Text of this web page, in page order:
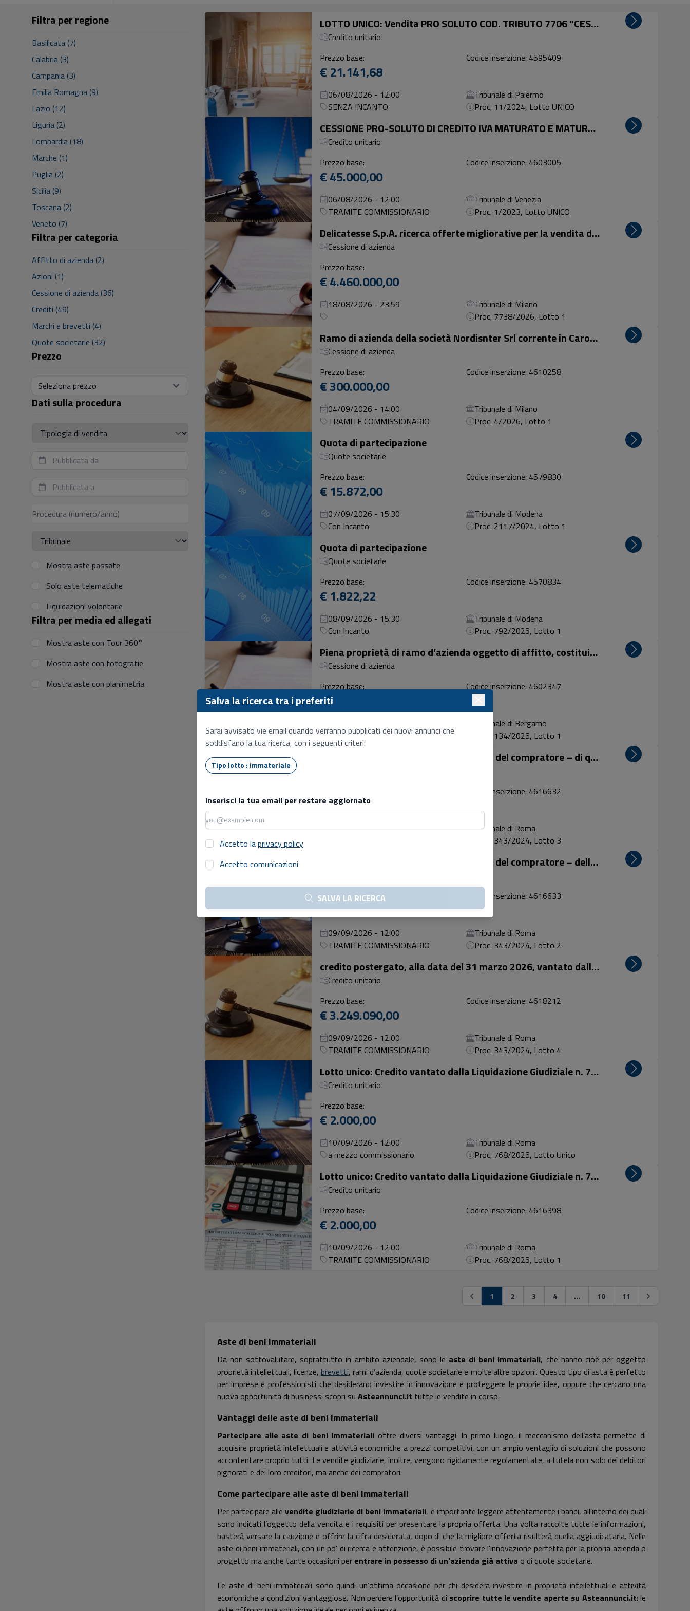
Filtra per regione
Basilicata (7)
Calabria (3)
Campania (3)
Emilia Romagna (9)
Lazio (12)
Liguria (2)
Lombardia (18)
Marche (1)
Puglia (2)
Sicilia (9)
Toscana (2)
Veneto (7)
Filtra per categoria
Affitto di azienda (2)
Azioni (1)
Cessione di azienda (36)
Crediti (49)
Marchi e brevetti (4)
Quote societarie (32)
Prezzo
Seleziona prezzo
Dati sulla procedura
Tipologia di vendita
Mostra aste passate
Solo aste telematiche
Liquidazioni volontarie
Filtra per media ed allegati
Mostra aste con Tour 360°
Mostra aste con fotografie
Mostra aste con planimetria
LOTTO UNICO: Vendita PRO SOLUTO COD. TRIBUTO 7706 “CESSIONE CREDITO – RECUPERO PATRIMONIO EDILIZIO a...
Credito unitario
Prezzo base:
€ 21.141,68
Codice inserzione: 4595409
06/08/2026 - 12:00
Tribunale di Palermo
SENZA INCANTO
Proc. 11/2024, Lotto UNICO
CESSIONE PRO-SOLUTO DI CREDITO IVA MATURATO E MATURANDO AMMONTANTE A EURO 111.000,00 Vendita competi...
Credito unitario
Prezzo base:
€ 45.000,00
Codice inserzione: 4603005
06/08/2026 - 12:00
Tribunale di Venezia
TRAMITE COMMISSIONARIO
Proc. 1/2023, Lotto UNICO
Delicatesse S.p.A. ricerca offerte migliorative per la vendita dell’intero compendio aziendale desti...
Cessione di azienda
Prezzo base:
€ 4.460.000,00
18/08/2026 - 23:59
Tribunale di Milano
Proc. 7738/2026, Lotto 1
Ramo di azienda della società Nordisnter Srl corrente in Caronno Pertusella (VA), operante nel setto...
Cessione di azienda
Prezzo base:
€ 300.000,00
Codice inserzione: 4610258
04/09/2026 - 14:00
Tribunale di Milano
TRAMITE COMMISSIONARIO
Proc. 4/2026, Lotto 1
Quota di partecipazione
Quote societarie
Prezzo base:
€ 15.872,00
Codice inserzione: 4579830
07/09/2026 - 15:30
Tribunale di Modena
Con Incanto
Proc. 2117/2024, Lotto 1
Quota di partecipazione
Quote societarie
Prezzo base:
€ 1.822,22
Codice inserzione: 4570834
08/09/2026 - 15:30
Tribunale di Modena
Con Incanto
Proc. 792/2025, Lotto 1
Piena proprietà di ramo d’azienda oggetto di affitto, costituito da: a) Macchinari ed attrezzature;...
Cessione di azienda
Prezzo base:
€ 610.000,00
Codice inserzione: 4602347
Tribunale di Bergamo
SENZA INCANTO
Proc. 134/2025, Lotto 1
LOTTO 3: cessione – a rischio e pericolo del compratore – di quota rappresentativa del 75% del capit...
€ 36.672,30
Codice inserzione: 4616632
09/09/2026 - 12:00
Tribunale di Roma
Proc. 343/2024, Lotto 3
LOTTO 2: cessione – a rischio e pericolo del compratore – delle quote del 50% del capitale sociale d...
Prezzo base:
€ 720.000,00
Codice inserzione: 4616633
09/09/2026 - 12:00
Tribunale di Roma
TRAMITE COMMISSIONARIO
Proc. 343/2024, Lotto 2
credito postergato, alla data del 31 marzo 2026, vantato dalla SILVANO TOTI HOLDING S.P.A. in concor...
Credito unitario
Prezzo base:
€ 3.249.090,00
Codice inserzione: 4618212
09/09/2026 - 12:00
Tribunale di Roma
TRAMITE COMMISSIONARIO
Proc. 343/2024, Lotto 4
Lotto unico: Credito vantato dalla Liquidazione Giudiziale n. 768/2025 – Montezemolo Real Estate S.r...
Credito unitario
Prezzo base:
€ 2.000,00
10/09/2026 - 12:00
Tribunale di Roma
a mezzo commissionario
Proc. 768/2025, Lotto Unico
Lotto unico: Credito vantato dalla Liquidazione Giudiziale n. 768/2025 – Montezemolo Real Estate S.r...
Credito unitario
Prezzo base:
€ 2.000,00
Codice inserzione: 4616398
10/09/2026 - 12:00
Tribunale di Roma
TRAMITE COMMISSIONARIO
Proc. 768/2025, Lotto 1
1 2 3 4 ... 10 11
Aste di beni immateriali
Da non sottovalutare, soprattutto in ambito aziendale, sono le aste di beni immateriali, che hanno cioè per oggetto
proprietà intellettuali, licenze,brevetti, rami d’azienda, quote societarie e molte altre opzioni. Questo tipo di asta è perfetto
per imprese e professionisti che desiderano investire in innovazione e proteggere le proprie idee, oppure che cercano una
nuova opportunità di business: scopri su Asteannunci.it tutte le vendite in corso.
Vantaggi delle aste di beni immateriali
Partecipare alle aste di beni immateriali offre diversi vantaggi. In primo luogo, il meccanismo dell’asta permette di
acquisire proprietà intellettuali e attività economiche a prezzi competitivi, con un ampio ventaglio di soluzioni che possono
accontentare proprio tutti. Le vendite giudiziarie, inoltre, vengono rigidamente regolamentate, a tutela non solo dei debitori
pignorati e dei loro creditori, ma anche dei compratori.
Come partecipare alle aste di beni immateriali
Per partecipare allevendite giudiziarie di beni immateriali, è importante leggere attentamente i bandi, all’interno dei quali
sono indicati l’oggetto della vendita e i requisiti per presentare la propria offerta. Una volta raccolte tutte le informazioni,
basterà versare la cauzione e offrire la cifra desiderata, dopo di che la migliore offerta risulterà quella aggiudicataria. Nelle
aste di beni immateriali, con un po' di ricerca e attenzione, è possibile trovare l'innovazione perfetta per la propria azienda o
progetto ma anche tante occasioni per entrare in possesso di un’azienda già attiva o di quote societarie.
Le aste di beni immateriali sono quindi un’ottima occasione per chi desidera investire in proprietà intellettuali e attività
economiche a condizioni vantaggiose. Non perdere l’opportunità di scoprire tutte le vendite aperte su Asteannunci.it: le
Salva la ricerca tra i preferiti
Sarai avvisato vie email quando verranno pubblicati dei nuovi annunci che
soddisfano la tua ricerca, con i seguenti criteri:
Tipo lotto : immateriale
Inserisci la tua email per restare aggiornato
Accetto laprivacy policy
Accetto comunicazioni
SALVA LA RICERCA